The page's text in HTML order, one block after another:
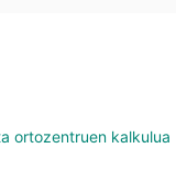
ortozentruen kalkulua